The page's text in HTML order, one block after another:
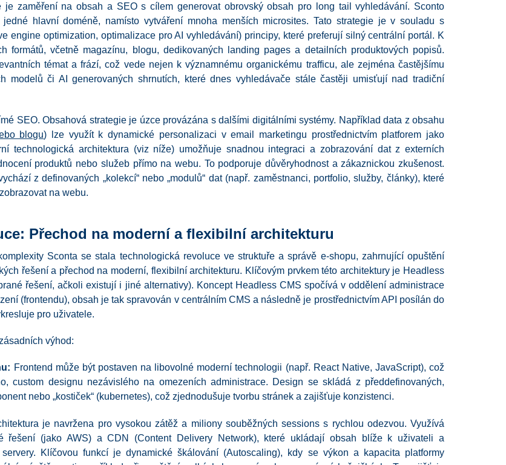
je zaměření na obsah a SEO s cílem generovat obrovský obsah pro long tail vyhledávání. Sconto
hlavní doméně, namísto vytváření mnoha menších microsites. Tato strategie je v souladu s
engine optimization, optimalizace pro AI vyhledávání) principy, které preferují silný centrální portál. K
formátů, včetně magazínu, blogu, dedikovaných landing pages a detailních produktových popisů.
témat a frází, což vede nejen k významnému organickému trafficu, ale zejména častějšímu
modelů či AI generovaných shrnutích, které dnes vyhledávače stále častěji umisťují nad tradiční
SEO. Obsahová strategie je úzce provázána s dalšími digitálními systémy. Například data z obsahu
blogu) lze využít k dynamické personalizaci v email marketingu prostřednictvím platforem jako
technologická architektura (viz níže) umožňuje snadnou integraci a zobrazování dat z externích
produktů nebo služeb přímo na webu. To podporuje důvěryhodnost a zákaznickou zkušenost.
z definovaných „kolekcí“ nebo „modulů“ dat (např. zaměstnanci, portfolio, služby, články), které
na webu.
Přechod na moderní a flexibilní architekturu
Sconta se stala technologická revoluce ve struktuře a správě e-shopu, zahrnující opuštění
řešení a přechod na moderní, flexibilní architekturu. Klíčovým prvkem této architektury je Headless
řešení, ačkoli existují i jiné alternativy). Koncept Headless CMS spočívá v oddělení administrace
(frontendu), obsah je tak spravován v centrálním CMS a následně je prostřednictvím API posílán do
pro uživatele.
výhod:
Frontend může být postaven na libovolné moderní technologii (např. React Native, JavaScript), což
custom designu nezávislého na omezeních administrace. Design se skládá z předdefinovaných,
nebo „kostiček“ (kubernetes), což zjednodušuje tvorbu stránek a zajišťuje konzistenci.
je navržena pro vysokou zátěž a miliony souběžných sessions s rychlou odezvou. Využívá
řešení (jako AWS) a CDN (Content Delivery Network), které ukládají obsah blíže k uživateli a
Klíčovou funkcí je dynamické škálování (Autoscaling), kdy se výkon a kapacita platformy